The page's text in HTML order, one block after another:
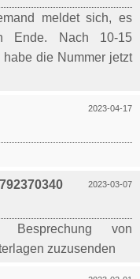
meldet sich, es
Ende. Nach 10-15
die Nummer jetzt
2023-04-17
2023-03-07
Besprechung von
zuzusenden